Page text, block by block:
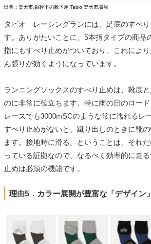
出典： 楽天市場/靴下の靴下屋 Tabio 楽天市場店
タビオ レーシングランには、足底のすべり
す。ありがたいことに、5本指タイプの商品
指にもすべり止めがついており、これによ
ん張りが効くようになっています。
ランニングソックスのすべり止めは、靴底
のに非常に役立ちます。特に雨の日のロー
レースでも3000mSCのような常に濡れるレ
すべり止めがないと、蹴り出しのときに靴
ます。接地時に滑る、ということは、それ
っている証拠なので、なるべく効率的に走
止めは必須の機能です。
理由5．カラー展開が豊富な「デザイン」